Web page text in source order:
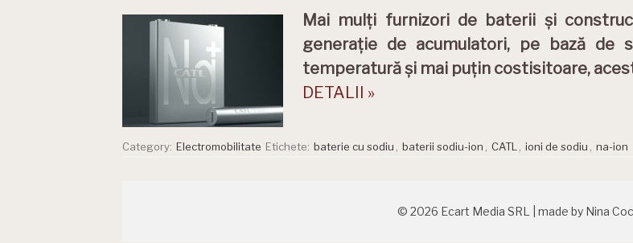
Mai mulți furnizori de baterii și
generație de acumulatori, pe bază de
temperatură și mai puțin costisitoare,
DETALII »
Category: Electromobilitate Etichete: baterie cu sodiu baterii sodiu-ion CATL ioni de sodiu na-ion
© 2026 Ecart Media SRL | made by Nina